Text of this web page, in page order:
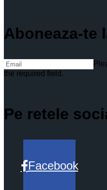
Aboneaza-te
the required field.
Pe retele
Facebook